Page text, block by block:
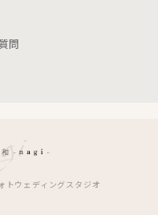
問
トウェディングスタジオ